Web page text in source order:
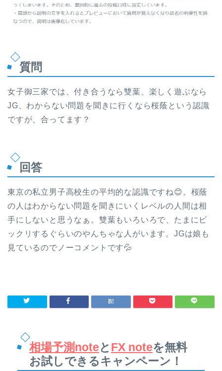
質問
女子御三家では、付き合うなら雙葉、楽しく遊ぶなら
JG、わからない問題を聞きに行くなら桜蔭という認識
ですが、合ってます？
回答
東京の私立男子高校生の平均的な認識ですね😊。桜蔭
の人はわからない問題を聞きにいくレベルの人間は相
手にしないと思うなぁ。雙葉もいろいろで、たまにビ
ックリするぐらいのやんちゃな人がいます。JGは娘も
見ているのでノーコメントです💦
相場予測noteとFX noteを無料
お試しできるキャンペーン！